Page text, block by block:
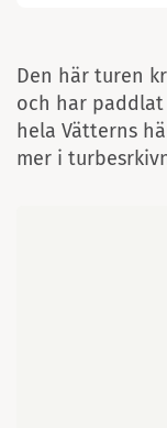
Den här turen
och har
hela Vätterns
mer i